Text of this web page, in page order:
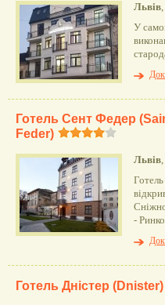
Львів
У
Готель Сент Федер
Feder)
Львів
-
Готель Дністер (Dnister)